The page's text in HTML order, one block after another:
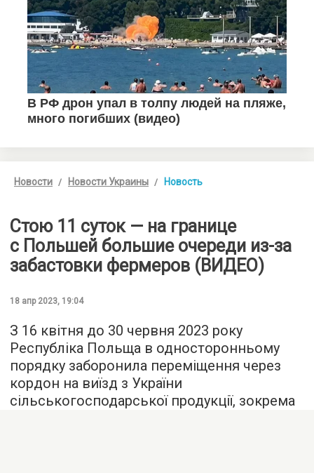
Новости Новости Украины Новость
Стою 11 суток — на границе
с Польшей большие очереди из-за
забастовки фермеров (ВИДЕО)
18 апр 2023, 19:04
З 16 квітня до 30 червня 2023 року
Республіка Польща в односторонньому
порядку заборонила переміщення через
кордон на виїзд з України
сільськогосподарської продукції, зокрема